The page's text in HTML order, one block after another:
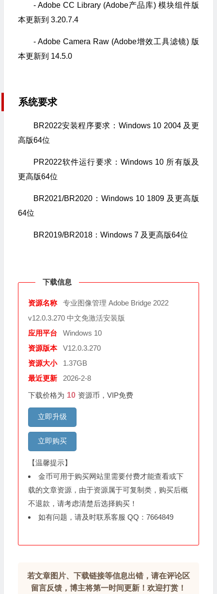
- Adobe CC Library (Adobe产品库) 模块组件版
本更新到 3.20.7.4
- Adob​​e Camera Raw (Adobe增效工具滤镜) 版
本更新到 14.5.0
系统要求
BR2022安装程序要求：Windows 10 2004 及更
高版64位
PR2022软件运行要求：Windows 10 所有版及
更高版64位
BR2021/BR2020：Windows 10 1809 及更高版
64位
BR2019/BR2018：Windows 7 及更高版64位
下载信息
资源名称
专业图像管理 Adobe Bridge 2022
v12.0.3.270 中文免激活安装版
应用平台
Windows 10
资源版本
V12.0.3.270
资源大小
1.37GB
最近更新
2026-2-8
下载价格为 10 资源币，VIP免费
立即升级
立即购买
【温馨提示】
金币可用于购买网站里需要付费才能查看或下
载的文章资源，由于资源属于可复制类，购买后概
不退款，请考虑清楚后选择购买！
如有问题，请及时联系客服 QQ：7664849
若文章图片、下载链接等信息出错，请在评论区
留言反馈，博主将第一时间更新！欢迎打赏！